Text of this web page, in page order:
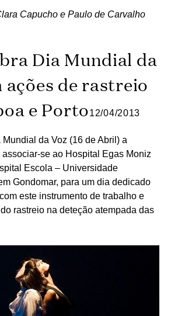
Capucho e Paulo de Carvalho
Dia Mundial da
ações de rastreio
e Porto12/04/2013
da Voz (16 de Abril) a
se ao Hospital Egas Moniz
Escola – Universidade
Gondomar, para um dia dedicado
este instrumento de trabalho e
rastreio na deteção atempada das